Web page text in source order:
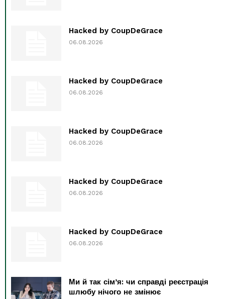
Hacked by CoupDeGrace
06.08.2026
Hacked by CoupDeGrace
06.08.2026
Hacked by CoupDeGrace
06.08.2026
Hacked by CoupDeGrace
06.08.2026
Hacked by CoupDeGrace
06.08.2026
Ми й так сім’я: чи справді реєстрація
шлюбу нічого не змінює